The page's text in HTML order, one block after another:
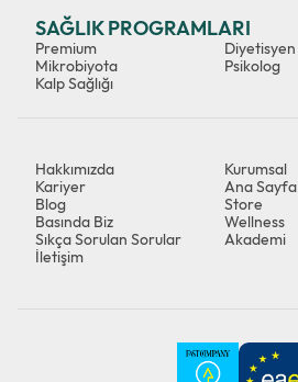
SAĞLIK PROGRAMLARI
Premium
Mikrobiyota
Kalp Sağlığı
Diyetisyen
Psikolog
Hakkımızda
Kurumsal
Kariyer
Ana Sayfa
Blog
Store
Basında Biz
Wellness
Sıkça Sorulan Sorular
Akademi
İletişim